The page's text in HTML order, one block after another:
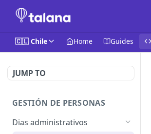
🇨🇱 Chile Home Guides
JUMP TO
GESTIÓN DE PERSONAS
Dias administrativos